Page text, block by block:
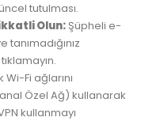
tutulması.
Olun:Şüpheli e-
Wi-Fi ağlarını
Özel Ağ) kullanarak
kullanmayı